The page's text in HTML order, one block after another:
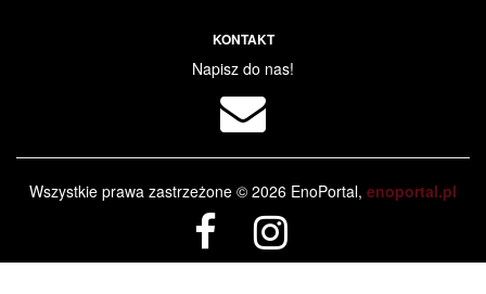
KONTAKT
Napisz do nas!
Wszystkie prawa zastrzeżone © 2026 EnoPortal, enoportal.pl